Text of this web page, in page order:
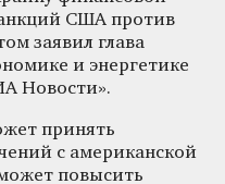
США против
заявил глава
и энергетике
Новости».
принять
с американской
повысить